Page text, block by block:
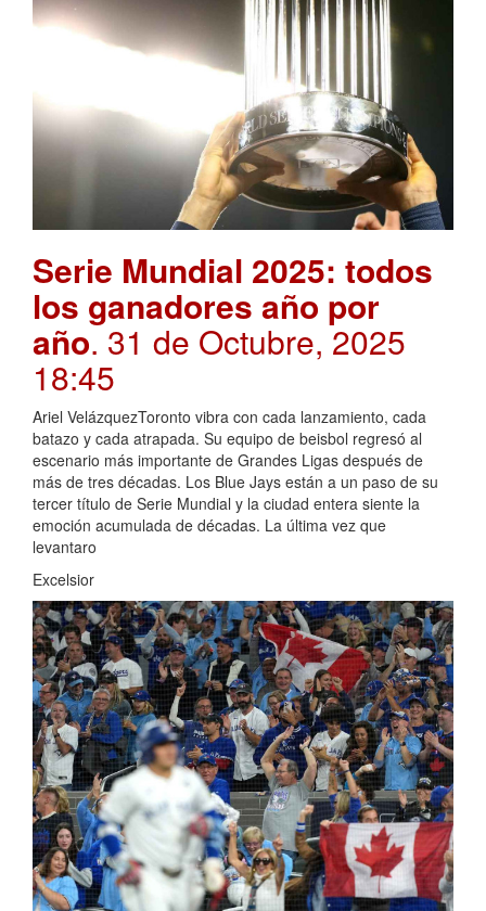
Serie Mundial 2025: todos
los ganadores año por
año. 31 de Octubre, 2025
18:45
Ariel VelázquezToronto vibra con cada lanzamiento, cada
batazo y cada atrapada. Su equipo de beisbol regresó al
escenario más importante de Grandes Ligas después de
más de tres décadas. Los Blue Jays están a un paso de su
tercer título de Serie Mundial y la ciudad entera siente la
emoción acumulada de décadas. La última vez que
levantaro
Excelsior